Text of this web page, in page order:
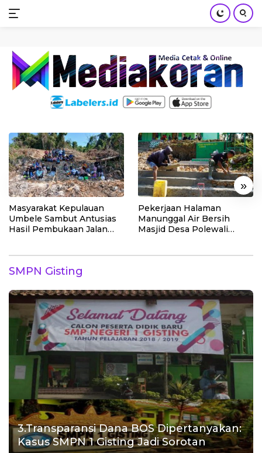
Skip
content
« »
Masyarakat Kepulauan
Umbele Sambut Antusias
Hasil Pembukaan Jalan
Pekerjaan Halaman
Manunggal Air Bersih
Masjid Desa Polewali
SMPN Gisting
3.Transparansi Dana BOS Dipertanyakan:
Kasus SMPN 1 Gisting Jadi Sorotan